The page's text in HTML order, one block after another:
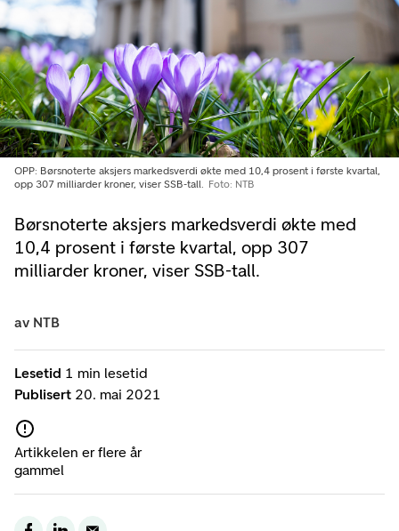
Børsnoterte aksjers markedsverdi økte med
10,4 prosent i første kvartal, opp 307
milliarder kroner, viser SSB-tall.
OPP: Børsnoterte aksjers markedsverdi økte med 10,4 prosent i første kvartal,
opp 307 milliarder kroner, viser SSB-tall.
Foto: NTB
Lesetid 1 min lesetid
Publisert 20. mai 2021
Artikkelen er flere år
gammel
av NTB